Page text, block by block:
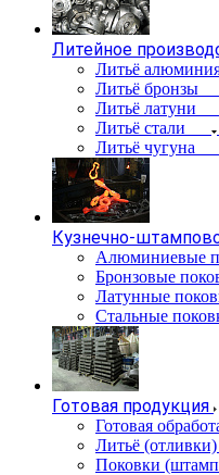
Литейное
Литьё
Литьё бронзы
Литьё латуни
Литьё стали
Литьё чугуна
Кузнечно-
Алюминиевые
Бронзовые
Латунные
Стальные
Готовая продукция
Готовая
Литьё (отливки)
Поковки